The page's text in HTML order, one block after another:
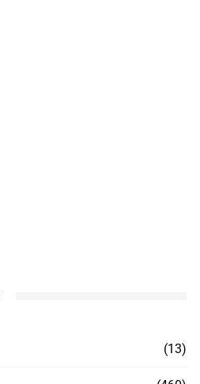
(13)